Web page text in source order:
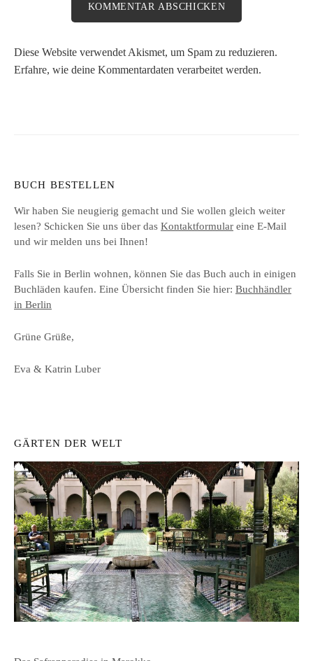
Diese Website verwendet Akismet, um Spam zu reduzieren.
Erfahre, wie deine Kommentardaten verarbeitet werden.
BUCH BESTELLEN
Wir haben Sie neugierig gemacht und Sie wollen gleich weiter
lesen? Schicken Sie uns über das Kontaktformular eine E-Mail
und wir melden uns bei Ihnen!
Falls Sie in Berlin wohnen, können Sie das Buch auch in einigen
Buchläden kaufen. Eine Übersicht finden Sie hier: Buchhändler
in Berlin
Grüne Grüße,
Eva & Katrin Luber
GÄRTEN DER WELT